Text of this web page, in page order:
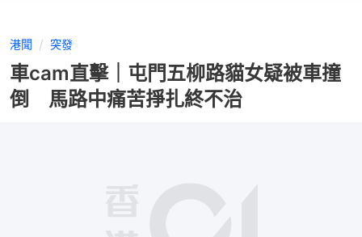
港聞 突發
車cam直擊｜屯門五柳路貓女疑被車撞
倒 馬路中痛苦掙扎終不治